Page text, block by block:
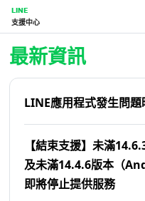
LINE
支援中心
首頁 | LINE支援中心
最新資訊
LINE應用程式發生問
【結束支援】未滿
及未滿14.4.6版本（
即將停止提供服務